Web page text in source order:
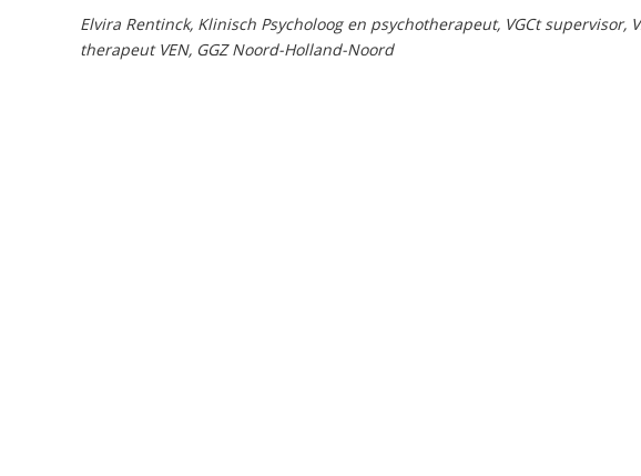
Elvira Rentinck, Klinisch Psycholoog en psychotherapeut, VGCt supervisor,
therapeut VEN, GGZ Noord-Holland-Noord